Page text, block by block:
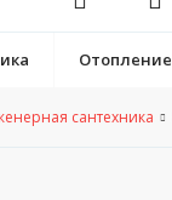
Отопление
сантехника